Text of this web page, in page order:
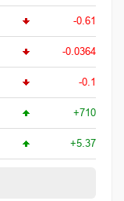
-0.61
-0.0364
-0.1
+710
+5.37